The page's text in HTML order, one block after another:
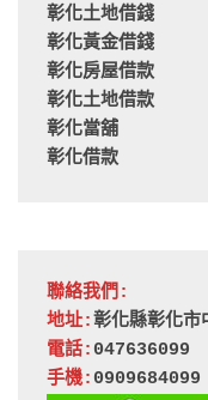
彰化土地借錢
彰化黃金借錢
彰化房屋借款
彰化土地借款
彰化當舖
彰化借款
聯絡我們:
地址:彰化縣彰化市
電話: 047636099
手機: 0909684099